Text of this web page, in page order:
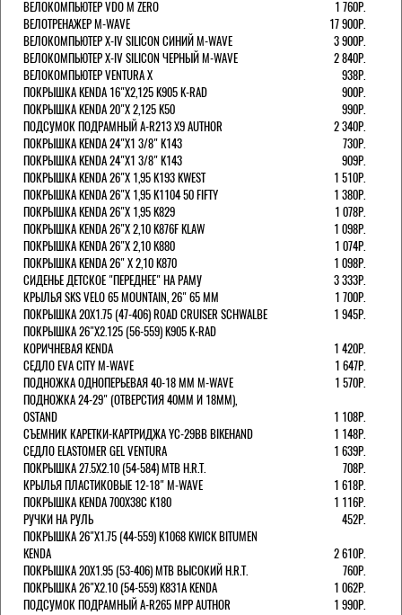
ВЕЛОКОМПЬЮТЕР VDO M ZERO
1 760Р.
ВЕЛОТРЕНАЖЕР M-WAVE
17 900Р.
ВЕЛОКОМПЬЮТЕР X-IV SILICON СИНИЙ M-WAVE
3 900Р.
ВЕЛОКОМПЬЮТЕР X-IV SILICON ЧЕРНЫЙ M-WAVE
2 840Р.
ВЕЛОКОМПЬЮТЕР VENTURA Х
938Р.
ПОКРЫШКА KENDA 16"Х2,125 K905 K-RAD
900Р.
ПОКРЫШКА KENDA 20"Х 2,125 K50
990Р.
ПОДСУМОК ПОДРАМНЫЙ A-R213 X9 AUTHOR
2 340Р.
ПОКРЫШКА KENDA 24"Х1 3/8" K143
730Р.
ПОКРЫШКА KENDA 24"Х1 3/8" K143
909Р.
ПОКРЫШКА KENDA 26"Х 1,95 K193 KWEST
1 510Р.
ПОКРЫШКА KENDA 26"Х 1,95 K1104 50 FIFTY
1 380Р.
ПОКРЫШКА KENDA 26"Х 1,95 K829
1 078Р.
ПОКРЫШКА KENDA 26"Х 2,10 K876F KLAW
1 098Р.
ПОКРЫШКА KENDA 26"Х 2,10 K880
1 074Р.
ПОКРЫШКА KENDA 26" Х 2,10 K870
1 098Р.
СИДЕНЬЕ ДЕТСКОЕ "ПЕРЕДНЕЕ" НА РАМУ
3 333Р.
КРЫЛЬЯ SKS VELO 65 MOUNTAIN, 26" 65 ММ
1 700Р.
ПОКРЫШКА 20X1.75 (47-406) ROAD CRUISER SCHWALBE
1 945Р.
ПОКРЫШКА 26"Х2.125 (56-559) K905 K-RAD
КОРИЧНЕВАЯ KENDA
1 420Р.
СЕДЛО EVA CITY M-WAVE
1 647Р.
ПОДНОЖКА ОДНОПЕРЬЕВАЯ 40-18 ММ M-WAVE
1 570Р.
ПОДНОЖКА 24-29" (ОТВЕРСТИЯ 40ММ И 18ММ),
OSTAND
1 108Р.
СЪЕМНИК КАРЕТКИ-КАРТРИДЖА YC-29BB BIKEHAND
1 148Р.
СЕДЛО ELASTOMER GEL VENTURA
1 639Р.
ПОКРЫШКА 27.5X2.10 (54-584) MTB H.R.T.
708Р.
КРЫЛЬЯ ПЛАСТИКОВЫЕ 12-18" M-WAVE
1 618Р.
ПОКРЫШКА KENDA 700Х38С K180
1 116Р.
РУЧКИ НА РУЛЬ
452Р.
ПОКРЫШКА 26"Х1.75 (44-559) K1068 KWICK BITUMEN
KENDA
2 610Р.
ПОКРЫШКА 20X1.95 (53-406) MTB ВЫСОКИЙ H.R.T.
760Р.
ПОКРЫШКА 26"Х2.10 (54-559) K831A KENDA
1 062Р.
ПОДСУМОК ПОДРАМНЫЙ A-R265 MPP AUTHOR
1 990Р.